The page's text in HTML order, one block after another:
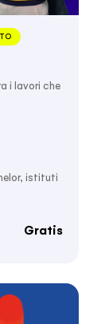
i lavori che
istituti
Gratis